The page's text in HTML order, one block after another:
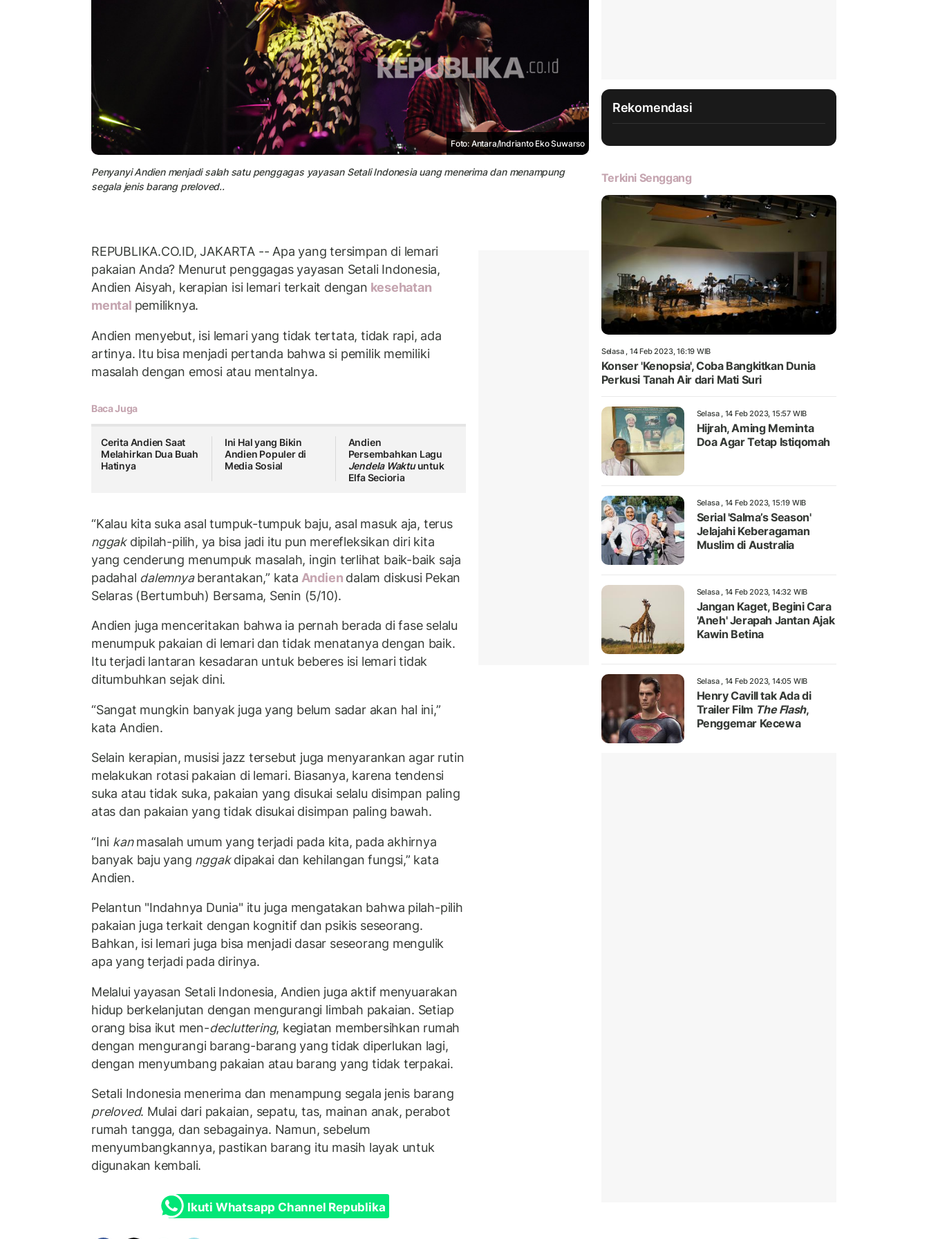
Foto: Antara/Indrianto Eko Suwarso
Penyanyi Andien menjadi salah satu penggagas yayasan Setali Indonesia uang menerima dan menampung
segala jenis barang preloved..
REPUBLIKA.CO.ID, JAKARTA -- Apa yang tersimpan di lemari
pakaian Anda? Menurut penggagas yayasan Setali Indonesia,
Andien Aisyah, kerapian isi lemari terkait dengan kesehatan
mental pemiliknya.
Andien menyebut, isi lemari yang tidak tertata, tidak rapi, ada
artinya. Itu bisa menjadi pertanda bahwa si pemilik memiliki
masalah dengan emosi atau mentalnya.
Baca Juga
Cerita Andien Saat
Melahirkan Dua Buah
Hatinya
Ini Hal yang Bikin
Andien Populer di
Media Sosial
Andien
Persembahkan Lagu
Jendela Waktuuntuk
Elfa Secioria
“Kalau kita suka asal tumpuk-tumpuk baju, asal masuk aja, terus
nggakdipilah-pilih, ya bisa jadi itu pun merefleksikan diri kita
yang cenderung menumpuk masalah, ingin terlihat baik-baik saja
padahal dalemnyaberantakan,” kata Andien dalam diskusi Pekan
Selaras (Bertumbuh) Bersama, Senin (5/10).
Andien juga menceritakan bahwa ia pernah berada di fase selalu
menumpuk pakaian di lemari dan tidak menatanya dengan baik.
Itu terjadi lantaran kesadaran untuk beberes isi lemari tidak
ditumbuhkan sejak dini.
“Sangat mungkin banyak juga yang belum sadar akan hal ini,”
kata Andien.
Selain kerapian, musisi jazz tersebut juga menyarankan agar rutin
melakukan rotasi pakaian di lemari. Biasanya, karena tendensi
suka atau tidak suka, pakaian yang disukai selalu disimpan paling
atas dan pakaian yang tidak disukai disimpan paling bawah.
“Ini kanmasalah umum yang terjadi pada kita, pada akhirnya
banyak baju yang nggakdipakai dan kehilangan fungsi,” kata
Andien.
Pelantun "Indahnya Dunia" itu juga mengatakan bahwa pilah-pilih
pakaian juga terkait dengan kognitif dan psikis seseorang.
Bahkan, isi lemari juga bisa menjadi dasar seseorang mengulik
apa yang terjadi pada dirinya.
Melalui yayasan Setali Indonesia, Andien juga aktif menyuarakan
hidup berkelanjutan dengan mengurangi limbah pakaian. Setiap
orang bisa ikut men-decluttering, kegiatan membersihkan rumah
dengan mengurangi barang-barang yang tidak diperlukan lagi,
dengan menyumbang pakaian atau barang yang tidak terpakai.
Setali Indonesia menerima dan menampung segala jenis barang
preloved. Mulai dari pakaian, sepatu, tas, mainan anak, perabot
rumah tangga, dan sebagainya. Namun, sebelum
menyumbangkannya, pastikan barang itu masih layak untuk
digunakan kembali.
Ikuti Whatsapp Channel Republika
Rekomendasi
Terkini Senggang
Selasa , 14 Feb 2023, 16:19 WIB
Konser 'Kenopsia', Coba Bangkitkan Dunia
Perkusi Tanah Air dari Mati Suri
Selasa , 14 Feb 2023, 15:57 WIB
Hijrah, Aming Meminta
Doa Agar Tetap Istiqomah
Selasa , 14 Feb 2023, 15:19 WIB
Serial 'Salma’s Season'
Jelajahi Keberagaman
Muslim di Australia
Selasa , 14 Feb 2023, 14:32 WIB
Jangan Kaget, Begini Cara
'Aneh' Jerapah Jantan Ajak
Kawin Betina
Selasa , 14 Feb 2023, 14:05 WIB
Henry Cavill tak Ada di
Trailer Film The Flash,
Penggemar Kecewa